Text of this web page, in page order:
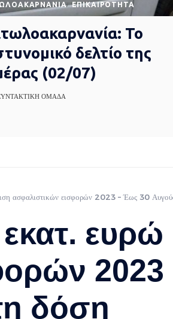
EΠΙΚΑΙΡΌΤΗΤΑ
Το
δελτίο της
(02/07)
ΟΜΆΔΑ
ασφαλιστικών εισφορών 2023 – Έως 30
ευρώ
δόση